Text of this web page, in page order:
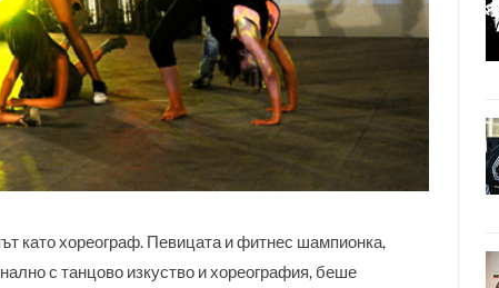
като хореограф. Певицата и фитнес шампионка,
с танцово изкуство и хореография, беше